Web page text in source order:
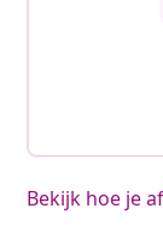
Bekijk hoe je